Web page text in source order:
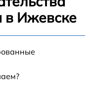
в Ижевске